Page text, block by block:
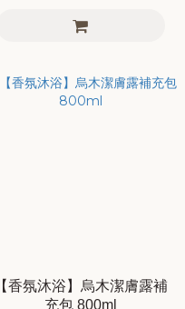
【香氛沐浴】烏木潔膚露補
充包 800ml